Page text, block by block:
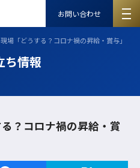
お問い合わせ
場「どうする？コロナ禍の昇給・賞与」
ち情報
？コロナ禍の昇給・賞